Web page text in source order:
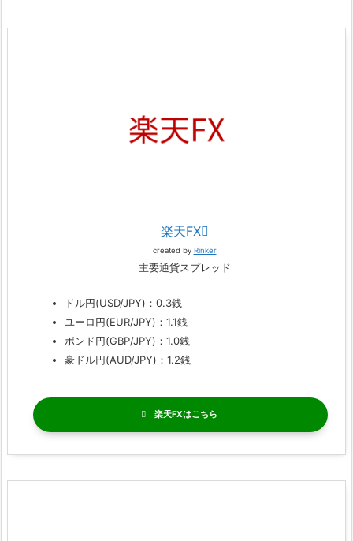
楽天FX
created by Rinker
主要通貨スプレッド
ドル円(USD/JPY)：0.3銭
ユーロ円(EUR/JPY)：1.1銭
ポンド円(GBP/JPY)：1.0銭
豪ドル円(AUD/JPY)：1.2銭
楽天FX